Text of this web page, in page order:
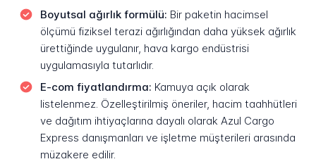
Boyutsal ağırlık formülü: Bir paketin hacimsel
ölçümü fiziksel terazi ağırlığından daha yüksek ağırlık
ürettiğinde uygulanır, hava kargo endüstrisi
uygulamasıyla tutarlıdır.
E-com fiyatlandırma: Kamuya açık olarak
listelenmez. Özelleştirilmiş öneriler, hacim taahhütleri
ve dağıtım ihtiyaçlarına dayalı olarak Azul Cargo
Express danışmanları ve işletme müşterileri arasında
müzakere edilir.